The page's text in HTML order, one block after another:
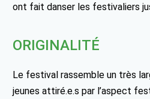
ont fait danser les festivaliers
ORIGINALITÉ
Le festival rassemble un très
jeunes attiré.e.s par l’aspect